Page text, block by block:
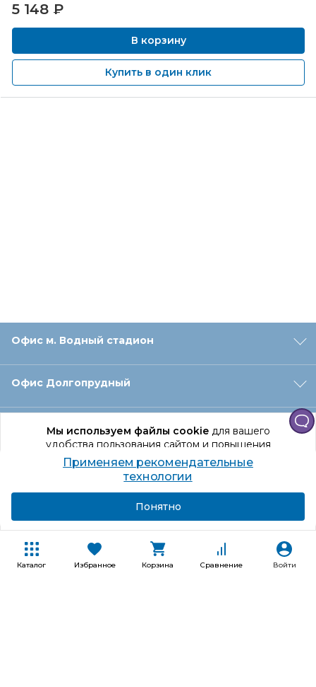
Каталог Избранное Корзина Сравнение Войти
Мы используем файлы cookieдля вашего
удобства пользования сайтом и повышения
качества рекомендаций.
Продолжая использование сайта, вы даете
согласие на обработку персональных данных
5 148 ₽
В корзину
Купить в один клик
Офис м. Водный стадион
Офис Долгопрудный
Офис Санкт‑Петербург
Оформление заказа
Покупателям
Применяем рекомендательные
технологии
Понятно